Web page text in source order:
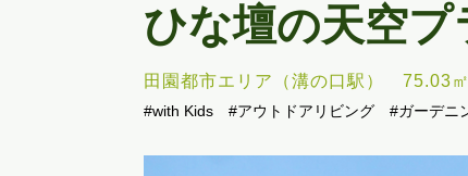
ひな壇の天空
田園都市エリア（溝の口駅） 75.03㎡
#with Kids #アウトドアリビング #ガーデニ